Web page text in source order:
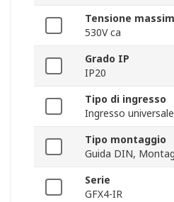
Tensione
530V ca
Grado IP
IP20
Tipo di ingresso
Ingresso universale
Tipo montaggio
Guida DIN,
Serie
GFX4-IR